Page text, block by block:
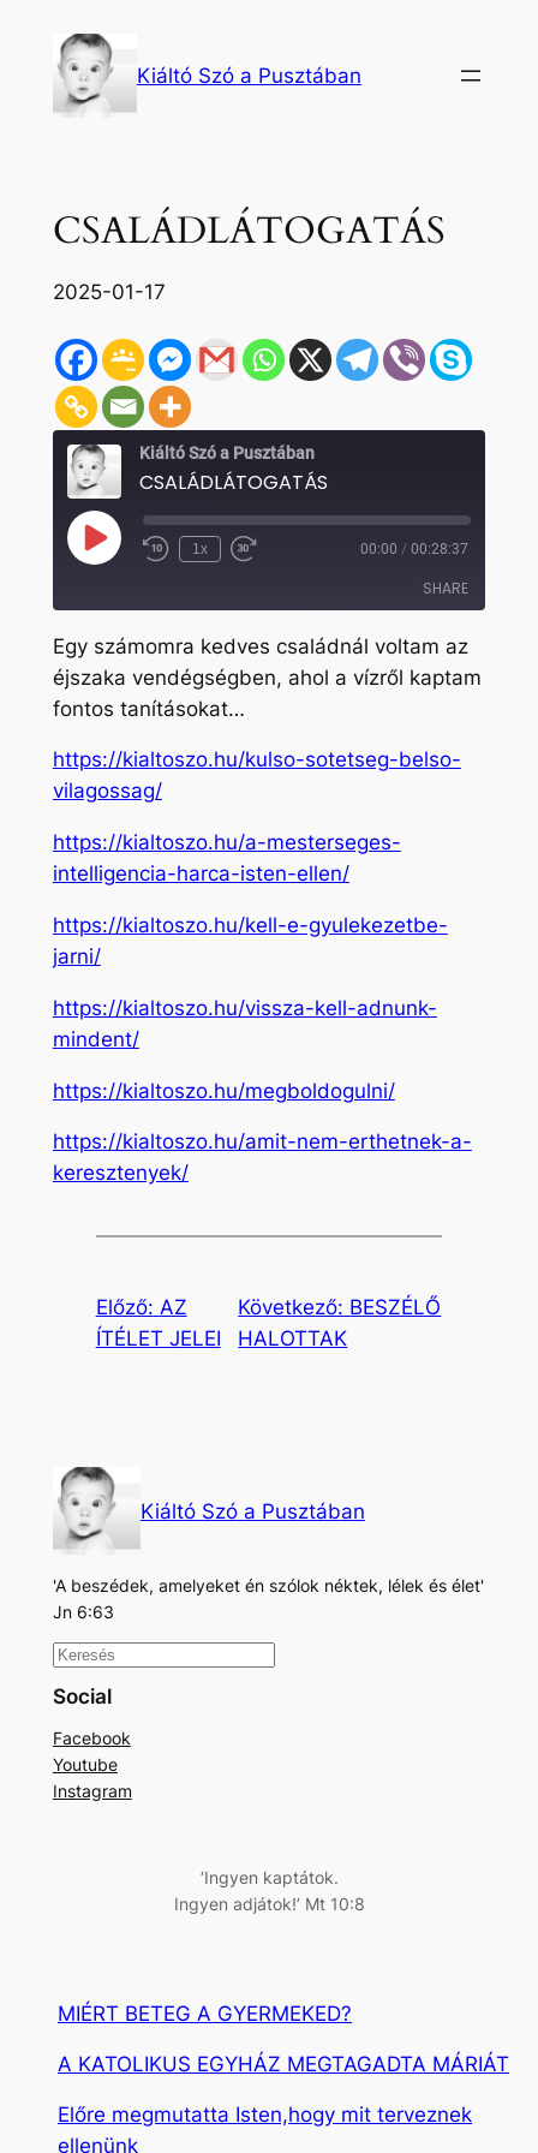
tartalomhoz
Kiáltó Szó a Pusztában
CSALÁDLÁTOGATÁS
2025-01-17
Kiáltó Szó a Pusztában
CSALÁDLÁTOGATÁS
Play
Episode Rewind
1x
Fast
seconds
00:00 / 00:28:37
SHARE
SHARE
LINK
EMBED
Egy számomra kedves családnál voltam az
éjszaka vendégségben, ahol a vízről kaptam
fontos tanításokat…
https://kialtoszo.hu/kulso-sotetseg-belso-
vilagossag/
https://kialtoszo.hu/a-mesterseges-
intelligencia-harca-isten-ellen/
https://kialtoszo.hu/kell-e-gyulekezetbe-
jarni/
https://kialtoszo.hu/vissza-kell-adnunk-
mindent/
https://kialtoszo.hu/megboldogulni/
https://kialtoszo.hu/amit-nem-erthetnek-a-
keresztenyek/
Előző: AZ
ÍTÉLET JELEI
Következő: BESZÉLŐ
HALOTTAK
Kiáltó Szó a Pusztában
'A beszédek, amelyeket én szólok néktek, lélek és élet'
Jn 6:63
K
e
e
s
Social
Facebook
Youtube
Instagram
‘Ingyen kaptátok.
Ingyen adjátok!’ Mt 10:8
MIÉRT BETEG A GYERMEKED?
A KATOLIKUS EGYHÁZ MEGTAGADTA MÁRIÁT
Előre megmutatta Isten,hogy mit terveznek
ellenünk